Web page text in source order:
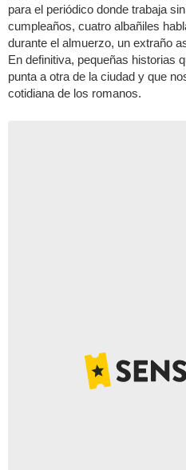
para el periódico donde trabaja
cumpleaños, cuatro albañiles
durante el almuerzo, un extraño
En definitiva, pequeñas historias
punta a otra de la ciudad y que
cotidiana de los romanos.